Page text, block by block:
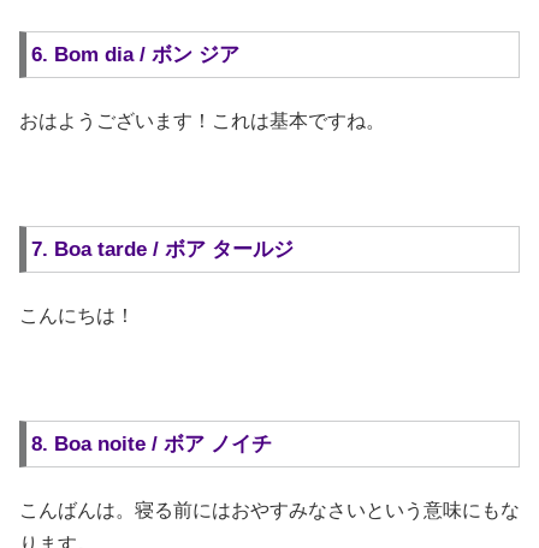
6. Bom dia / ボン ジア
おはようございます！これは基本ですね。
7. Boa tarde / ボア タールジ
こんにちは！
8. Boa noite / ボア ノイチ
こんばんは。寝る前にはおやすみなさいという意味にもな